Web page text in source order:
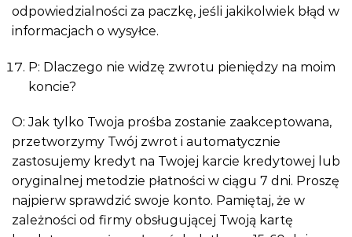
odpowiedzialności za paczkę, jeśli jakikolwiek błąd w
informacjach o wysyłce.
P: Dlaczego nie widzę zwrotu pieniędzy na moim
koncie?
O: Jak tylko Twoja prośba zostanie zaakceptowana,
przetworzymy Twój zwrot i automatycznie
zastosujemy kredyt na Twojej karcie kredytowej lub
oryginalnej metodzie płatności w ciągu 7 dni. Proszę
najpierw sprawdzić swoje konto. Pamiętaj, że w
zależności od firmy obsługującej Twoją kartę